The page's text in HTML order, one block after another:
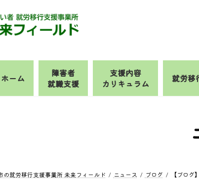
ホーム
障害者
就職支援
支援内容
カリキュラム
就労移
の就労移行支援事業所 未来フィールド ニュース ブログ 【ブロ